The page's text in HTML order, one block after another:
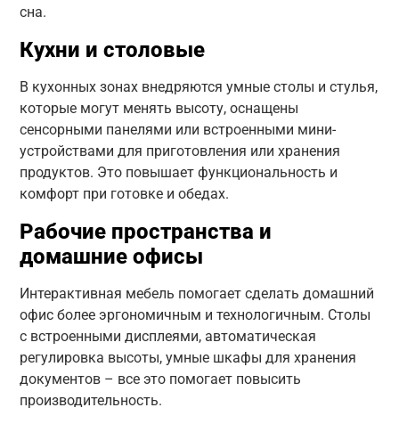
сна.
Кухни и столовые
В кухонных зонах внедряются умные столы и стулья,
которые могут менять высоту, оснащены
сенсорными панелями или встроенными мини-
устройствами для приготовления или хранения
продуктов. Это повышает функциональность и
комфорт при готовке и обедах.
Рабочие пространства и
домашние офисы
Интерактивная мебель помогает сделать домашний
офис более эргономичным и технологичным. Столы
с встроенными дисплеями, автоматическая
регулировка высоты, умные шкафы для хранения
документов – все это помогает повысить
производительность.